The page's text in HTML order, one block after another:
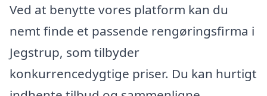
Ved at benytte vores platform kan du
nemt finde et passende rengøringsfirma i
Jegstrup, som tilbyder
konkurrencedygtige priser. Du kan hurtigt